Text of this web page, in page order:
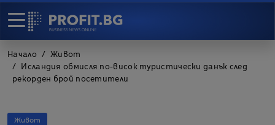
Начало
Живот
Исландия обмисля по-висок туристически данък след
рекорден брой посетители
Живот